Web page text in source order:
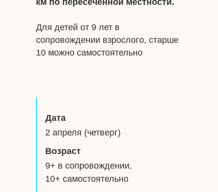
км по пересеченной местности.
Для детей от 9 лет в
сопровождении взрослого, старше
10 можно самостоятельно
Возраст
Дата
9+ в сопровождении,
10+ самостоятельно
2 апреля (четверг)